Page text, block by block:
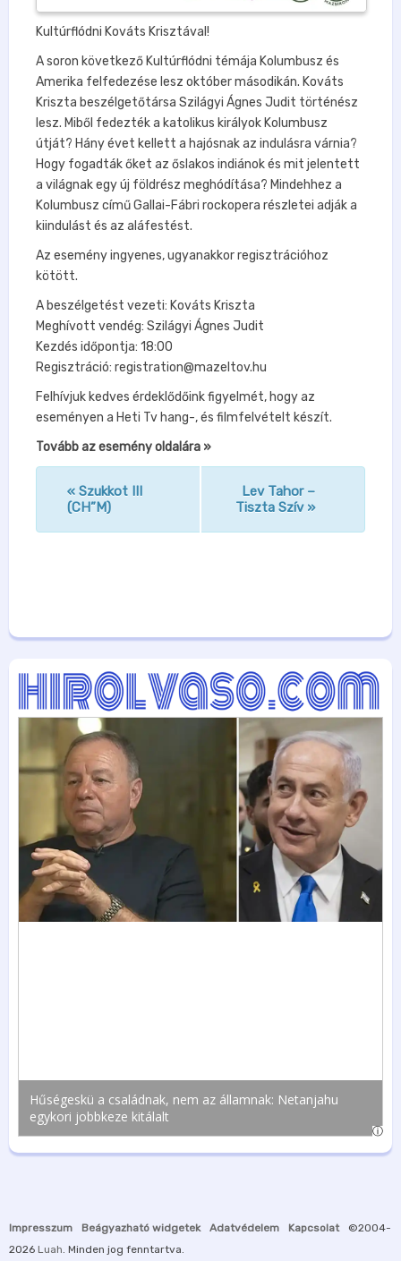
Kultúrflódni Kováts Krisztával!
A soron következő Kultúrflódni témája Kolumbusz és
Amerika felfedezése lesz október másodikán. Kováts
Kriszta beszélgetőtársa Szilágyi Ágnes Judit történész
lesz. Miből fedezték a katolikus királyok Kolumbusz
útját? Hány évet kellett a hajósnak az indulásra várnia?
Hogy fogadták őket az őslakos indiánok és mit jelentett
a világnak egy új földrész meghódítása? Mindehhez a
Kolumbusz című Gallai-Fábri rockopera részletei adják a
kiindulást és az aláfestést.
Az esemény ingyenes, ugyanakkor regisztrációhoz
kötött.
A beszélgetést vezeti: Kováts Kriszta
Meghívott vendég: Szilágyi Ágnes Judit
Kezdés időpontja: 18:00
Regisztráció: registration@mazeltov.hu
Felhívjuk kedves érdeklődőink figyelmét, hogy az
eseményen a Heti Tv hang-, és filmfelvételt készít.
Tovább az esemény oldalára »
a
i
ó
« Szukkot III
(CH”M)
Lev Tahor –
Tiszta Szív »
Impresszum Beágyazható widgetek Adatvédelem Kapcsolat
©2004-
2026 Luah. Minden jog fenntartva.